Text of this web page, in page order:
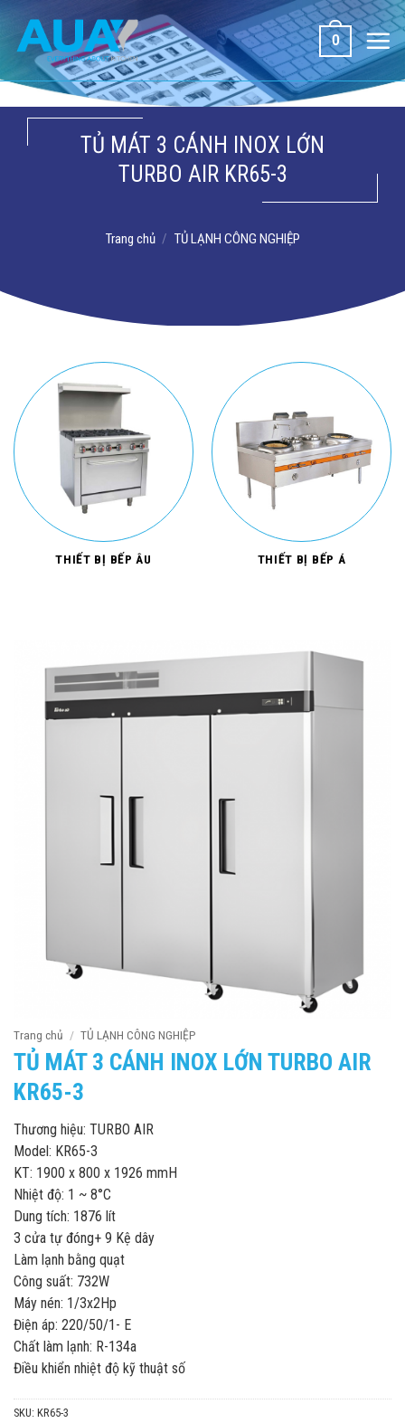
dung
0
TỦ MÁT 3 CÁNH INOX LỚN
TURBO AIR KR65-3
Trang chủ / TỦ LẠNH CÔNG NGHIỆP
THIẾT BỊ BẾP ÂU THIẾT BỊ BẾP Á
Trang chủ / TỦ LẠNH CÔNG NGHIỆP
TỦ MÁT 3 CÁNH INOX LỚN TURBO AIR
KR65-3
Thương hiệu: TURBO AIR
Model: KR65-3
KT: 1900 x 800 x 1926 mmH
Nhiệt độ: 1 ~ 8°C
Dung tích: 1876 lít
3 cửa tự đóng+ 9 Kệ dây
Làm lạnh bằng quạt
Công suất: 732W
Máy nén: 1/3x2Hp
Điện áp: 220/50/1- E
Chất làm lạnh: R-134a
Điều khiển nhiệt độ kỹ thuật số
SKU: KR65-3